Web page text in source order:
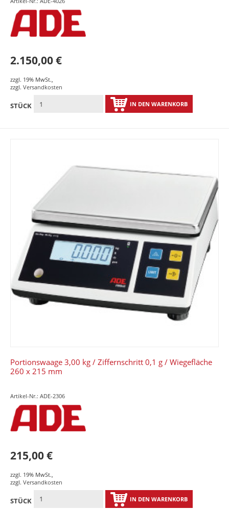
2.150,00 €
zzgl. 19% MwSt.,
zzgl. Versandkosten
STÜCK IN DEN WARENKORB
Portionswaage 3,00 kg / Ziffernschritt 0,1 g / Wiegefläche
260 x 215 mm
Artikel-Nr.: ADE-2306
215,00 €
zzgl. 19% MwSt.
zzgl. Versandkosten
STÜCK IN DEN WARENKORB